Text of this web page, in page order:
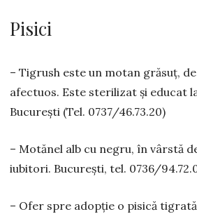
Pisici
– Tigrush este un motan grăsuț,
afectuos. Este sterilizat și educat
București (Tel. 0737/46.73.20)
– Motănel alb cu negru, în vârstă
iubitori. București, tel. 0736/
– Ofer spre adopție o pisică